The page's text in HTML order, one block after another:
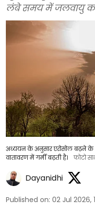
लंबे समय में जलवायु
अध्ययन के अनुसार एरोसोल बढ़ने
वातावरण में गर्मी बढ़ती है।
फोटो
Dayanidhi
Published on: 02 Jul 2026,